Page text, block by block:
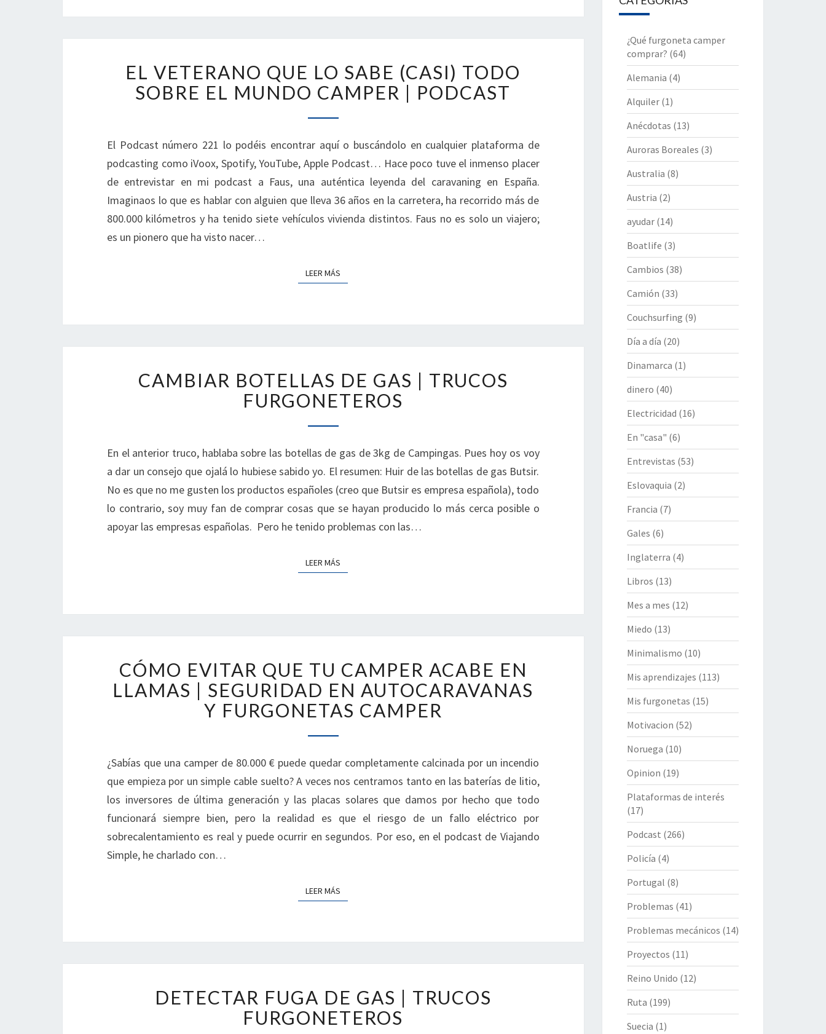
VETERANO
QUE
LO
SABE
TODO
SOBRE
EL
MUNDO
|
EL VETERANO QUE LO SABE (CASI) TODO
SOBRE EL MUNDO CAMPER | PODCAST
El Podcast número 221 lo podéis encontrar aquí o buscándolo en cualquier plataforma de
podcasting como iVoox, Spotify, YouTube, Apple Podcast… Hace poco tuve el inmenso placer
de entrevistar en mi podcast a Faus, una auténtica leyenda del caravaning en España.
Imaginaos lo que es hablar con alguien que lleva 36 años en la carretera, ha recorrido más de
800.000 kilómetros y ha tenido siete vehículos vivienda distintos. Faus no es solo un viajero;
es un pionero que ha visto nacer…
LEER MÁS
BOTELLAS
DE
GAS
|
FURGONETEROS
CAMBIAR BOTELLAS DE GAS | TRUCOS
FURGONETEROS
En el anterior truco, hablaba sobre las botellas de gas de 3kg de Campingas. Pues hoy os voy
a dar un consejo que ojalá lo hubiese sabido yo. El resumen: Huir de las botellas de gas Butsir.
No es que no me gusten los productos españoles (creo que Butsir es empresa española), todo
lo contrario, soy muy fan de comprar cosas que se hayan producido lo más cerca posible o
apoyar las empresas españolas. Pero he tenido problemas con las…
LEER MÁS
EVITAR
QUE
TU
CAMPER
LLAMAS
|
SEGURIDAD
EN
AUTOCARAVANAS
Y
CÓMO EVITAR QUE TU CAMPER ACABE EN
LLAMAS | SEGURIDAD EN AUTOCARAVANAS
Y FURGONETAS CAMPER
¿Sabías que una camper de 80.000 € puede quedar completamente calcinada por un incendio
que empieza por un simple cable suelto? A veces nos centramos tanto en las baterías de litio,
los inversores de última generación y las placas solares que damos por hecho que todo
funcionará siempre bien, pero la realidad es que el riesgo de un fallo eléctrico por
sobrecalentamiento es real y puede ocurrir en segundos. Por eso, en el podcast de Viajando
Simple, he charlado con…
LEER MÁS
FUGA
DE
GAS
DETECTAR FUGA DE GAS | TRUCOS
FURGONETEROS
¿Qué furgoneta camper
comprar? (64)
Alemania (4)
Alquiler(1)
Anécdotas (13)
Auroras Boreales (3)
Australia (8)
Austria (2)
ayudar(14)
Boatlife (3)
Cambios (38)
Camión (33)
Couchsurfing (9)
Día a día (20)
Dinamarca (1)
dinero (40)
Electricidad (16)
En "casa" (6)
Entrevistas (53)
Eslovaquia (2)
Francia (7)
Gales (6)
Inglaterra (4)
Libros (13)
Mes a mes (12)
Miedo (13)
Minimalismo (10)
Mis aprendizajes (113)
Mis furgonetas (15)
Motivacion (52)
Noruega (10)
Opinion (19)
Plataformas de interés
(17)
Podcast (266)
Policía (4)
Portugal (8)
Problemas (41)
Problemas mecánicos (14)
Proyectos (11)
Reino Unido (12)
Ruta (199)
Suecia (1)